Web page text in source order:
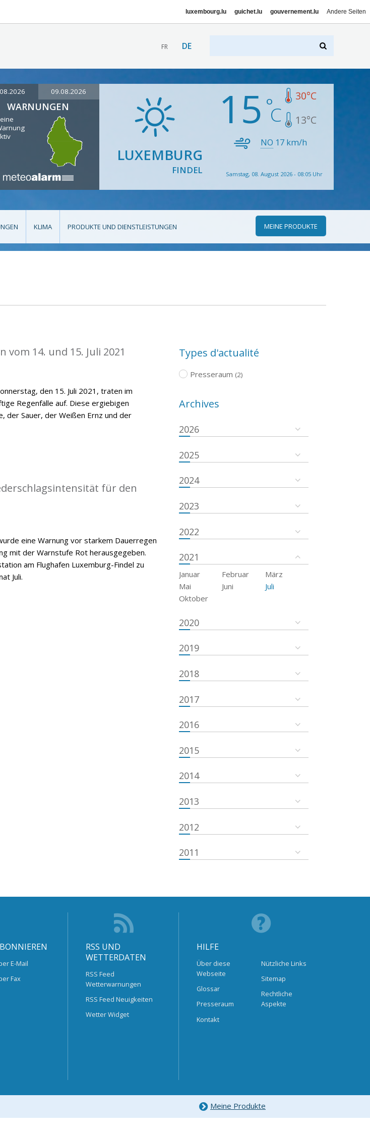
luxembourg.lu guichet.lu gouvernement.lu Andere Seiten
FR DE
09.08.2026
WARNUNGEN
LUXEMBURG
FINDEL
15 30°C
13°C
NO 17 km/h
Samstag, 08. August 2026 - 08:05 Uhr
KLIMA PRODUKTE UND DIENSTLEISTUNGEN MEINE PRODUKTE
14. und 15. Juli 2021
den 15. Juli 2021, traten im
Regenfälle auf. Diese ergiebigen
der Sauer, der Weißen Ernz und der
für den
eine Warnung vor starkem Dauerregen
mit der Warnstufe Rot herausgegeben.
am Flughafen Luxemburg-Findel zu
Juli.
Types d'actualité
Presseraum (2)
Archives
2026
2025
2024
2023
2022
2021
Januar Februar
März
Mai
Juni
Juli
Oktober
2020
2019
2018
2017
2016
2015
2014
2013
2012
2011
E-Mail
Fax
RSS UND
WETTERDATEN
RSS Feed
Wetterwarnungen
RSS Feed Neuigkeiten
Wetter Widget
HILFE
Über diese
Webseite
Glossar
Presseraum
Kontakt
Nützliche Links
Sitemap
Rechtliche
Aspekte
Meine Produkte